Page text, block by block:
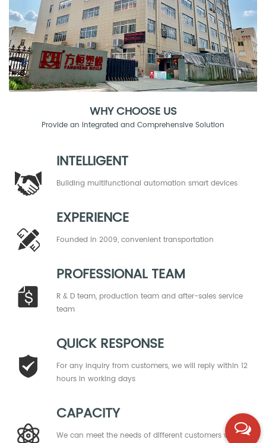
WHY CHOOSE US
Provide an Integrated and Comprehensive Solution
INTELLIGENT
Building multifunctional automation smart devices
EXPERIENCE
Founded in 2009, convenient transportation
PROFESSIONAL TEAM
R & D team, production team and after-sales service
team
QUICK RESPONSE
For any inquiry from customers, we will reply within 12
hours in working days
CAPACITY
We can meet the needs of different customers with